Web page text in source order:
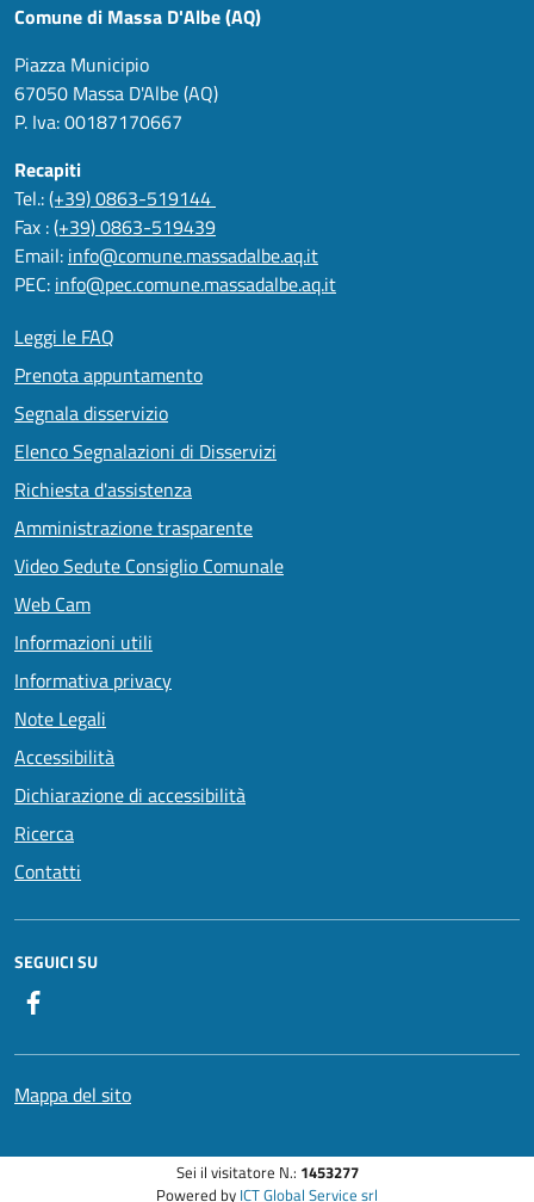
Comune di Massa D'Albe (AQ)
Piazza Municipio
67050 Massa D'Albe (AQ)
P. Iva: 00187170667
Recapiti
Tel.:(+39) 0863-519144
Fax :(+39) 0863-519439
Email: info@comune.massadalbe.aq.it
PEC: info@pec.comune.massadalbe.aq.it
Leggi le FAQ
Prenota appuntamento
Segnala disservizio
Elenco Segnalazioni di Disservizi
Richiesta d'assistenza
Amministrazione trasparente
Video Sedute Consiglio Comunale
Web Cam
Informazioni utili
Informativa privacy
Note Legali
Accessibilità
Dichiarazione di accessibilità
Ricerca
Contatti
SEGUICI SU
Mappa del sito
Sei il visitatore N.: 1453277
Powered by ICT Global Service srl